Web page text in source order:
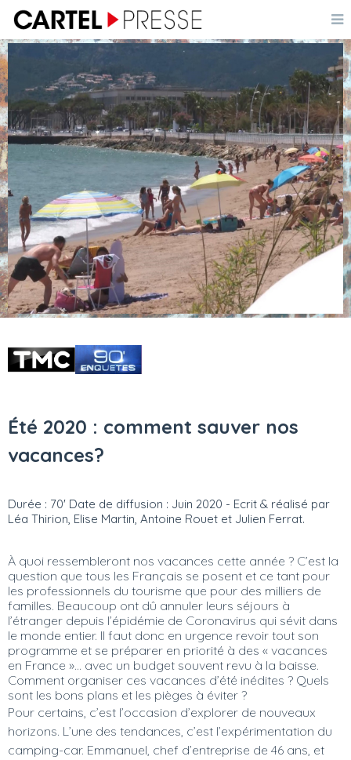
Été 2020 : comment sauver nos
vacances?
Durée : 70' Date de diffusion : Juin 2020 - Ecrit & réalisé par
Léa Thirion, Elise Martin, Antoine Rouet et Julien Ferrat.
À quoi ressembleront nos vacances cette année ? C’est la
question que tous les Français se posent et ce tant pour
les professionnels du tourisme que pour des milliers de
familles. Beaucoup ont dû annuler leurs séjours à
l’étranger depuis l’épidémie de Coronavirus qui sévit dans
le monde entier. Il faut donc en urgence revoir tout son
programme et se préparer en priorité à des « vacances
en France »… avec un budget souvent revu à la baisse.
Comment organiser ces vacances d’été inédites ? Quels
sont les bons plans et les pièges à éviter ?
Pour certains, c’est l’occasion d’explorer de nouveaux
horizons. L’une des tendances, c’est l’expérimentation du
camping-car. Emmanuel, chef d’entreprise de 46 ans, et